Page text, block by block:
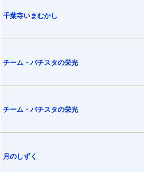
千葉寺いまむかし
チーム・バチスタの栄光
チーム・バチスタの栄光
月のしずく